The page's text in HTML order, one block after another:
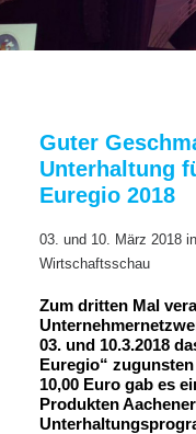
AKTIVITÄTEN
FAQ
PORTAL
Guter
Unterhaltung
Euregio 2018
03. und 10. März 2018
Wirtschaftsschau
Zum dritten Mal
03. und 10.3.2018
Euregio“
10,00 Euro gab es
Produkten